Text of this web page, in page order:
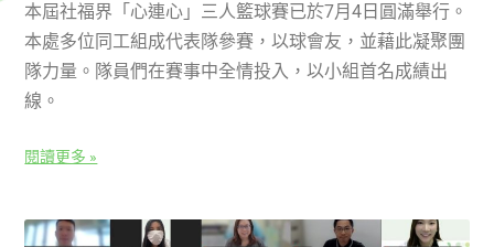
本屆社福界「心連心」三人籃球賽已於7月4日圓滿舉行。
本處多位同工組成代表隊參賽，以球會友，並藉此凝聚團
隊力量。隊員們在賽事中全情投入，以小組首名成績出
線。
閱讀更多 »